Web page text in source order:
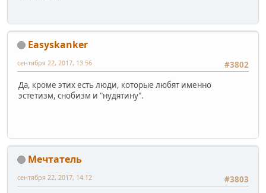
Easyskanker
#3802
сентября 22, 2017, 13:56
Да, кроме этих есть люди, которые любят именно
эстетизм, снобизм и "нудятину".
Мечтатель
#3803
сентября 22, 2017, 14:12